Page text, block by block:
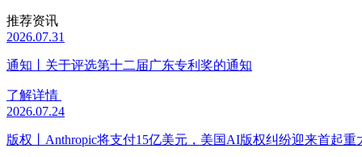
推荐资讯
2026.07.31
通知丨关于评选第十二届广东专利奖的通知
了解详情
2026.07.24
版权丨Anthropic将支付15亿美元，美国AI版权纠纷迎来首起重